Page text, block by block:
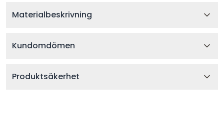
Materialbeskrivning
Kundomdömen
Produktsäkerhet